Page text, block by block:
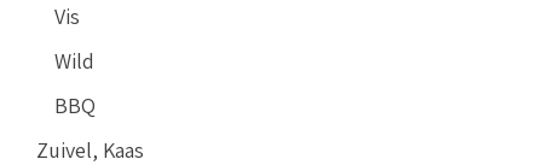
Vis
Wild
BBQ
Zuivel, Kaas